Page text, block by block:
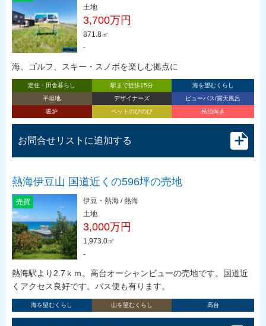
土地
3,700万円
871.8㎡
-
海、ゴルフ、スキー・スノボを楽しむ拠点に
定住・田舎暮らし 駅まで徒歩15分
海を望むくらし
平坦地
デザイナーズ
ビューバス/露天風呂
暖炉
ペットのびのび 民泊向き
お問合せリストに追加する
熱海伊豆山 国道近くの596坪の売地
売買
伊豆・熱海 / 熱海
土地
3,000万円
1,973.0㎡
-
熱海駅より2.7ｋｍ。高台オーシャンビューの売地です。国道近
くアクセス良好です。バス便も有ります。
海を望むくらし 山を望むくらし 高台